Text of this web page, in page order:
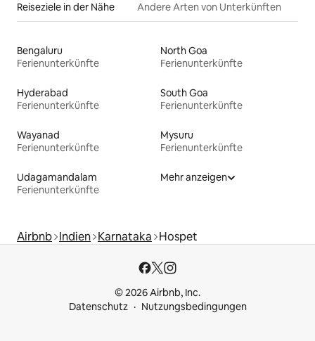
Reiseziele in der Nähe Andere Arten von Unterkünften
Bengaluru
Ferienunterkünfte
North Goa
Ferienunterkünfte
Hyderabad
Ferienunterkünfte
South Goa
Ferienunterkünfte
Wayanad
Ferienunterkünfte
Mysuru
Ferienunterkünfte
Udagamandalam
Ferienunterkünfte
Mehr anzeigen
Airbnb Indien Karnataka Hospet
© 2026 Airbnb, Inc.
Datenschutz
Nutzungsbedingungen